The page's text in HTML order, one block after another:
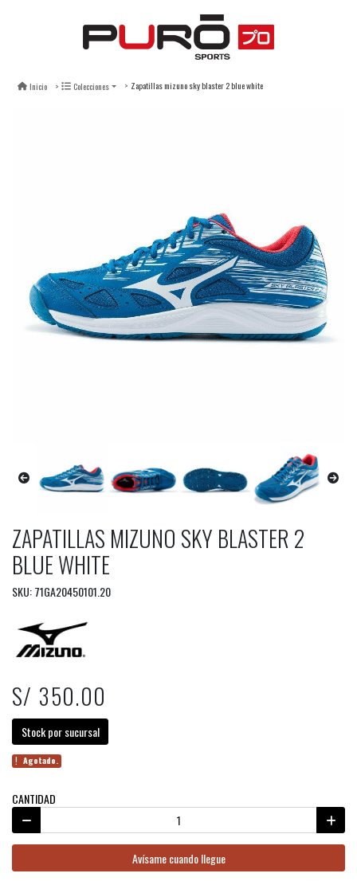
Inicio Colecciones Zapatillas mizuno sky blaster 2 blue white
ZAPATILLAS MIZUNO SKY BLASTER 2
BLUE WHITE
SKU: 71GA20450101.20
S/ 350.00
Stock por sucursal
Agotado.
CANTIDAD
Avísame cuando llegue